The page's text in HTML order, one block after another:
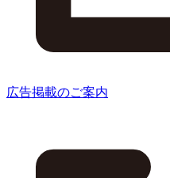
広告掲載のご案内